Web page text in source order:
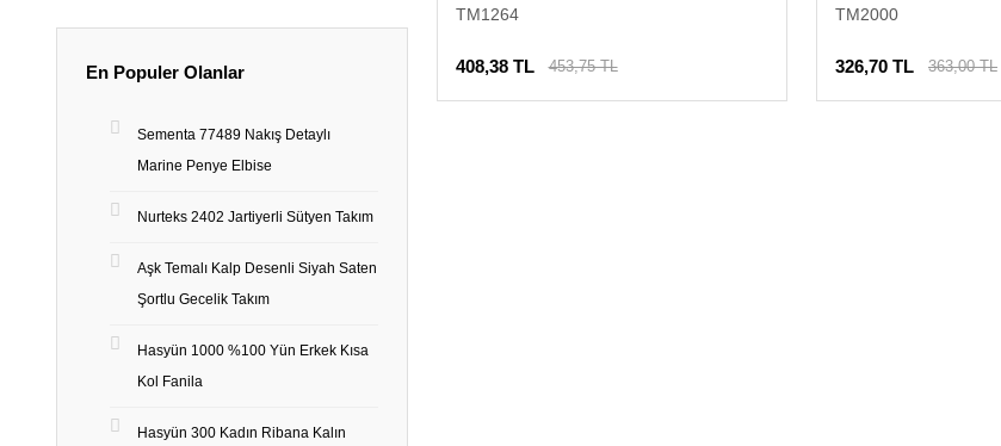
En Populer Olanlar
Sementa 77489 Nakış Detaylı
Marine Penye Elbise
Nurteks 2402 Jartiyerli Sütyen Takım
Aşk Temalı Kalp Desenli Siyah Saten
Şortlu Gecelik Takım
Hasyün 1000 %100 Yün Erkek Kısa
Kol Fanila
Hasyün 300 Kadın Ribana Kalın
TM1264
408,38 TL 453,75 TL
TM2000
326,70 TL 363,00 TL